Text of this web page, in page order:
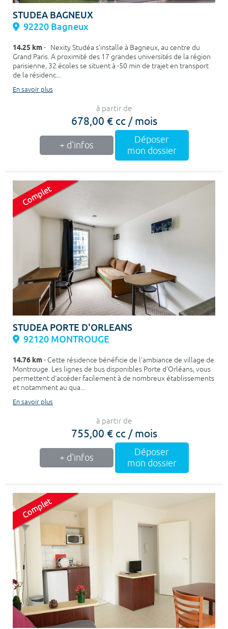
STUDEA BAGNEUX
92220 Bagneux
14.25 km- Nexity Studéa s’installe à Bagneux, au centre du
Grand Paris. A proximité des 17 grandes universités de la région
parisienne, 32 écoles se situent à -50 min de trajet en transport
de la résidenc...
En savoir plus
à partir de
678,00 € cc / mois
+ d'infos
Déposer
mon dossier
STUDEA PORTE D'ORLEANS
92120 MONTROUGE
14.76 km- Cette résidence bénéficie de l'ambiance de village de
Montrouge. Les lignes de bus disponibles Porte d'Orléans, vous
permettent d'accéder facilement à de nombreux établissements
et notamment au qua...
En savoir plus
à partir de
755,00 € cc / mois
+ d'infos
Déposer
mon dossier